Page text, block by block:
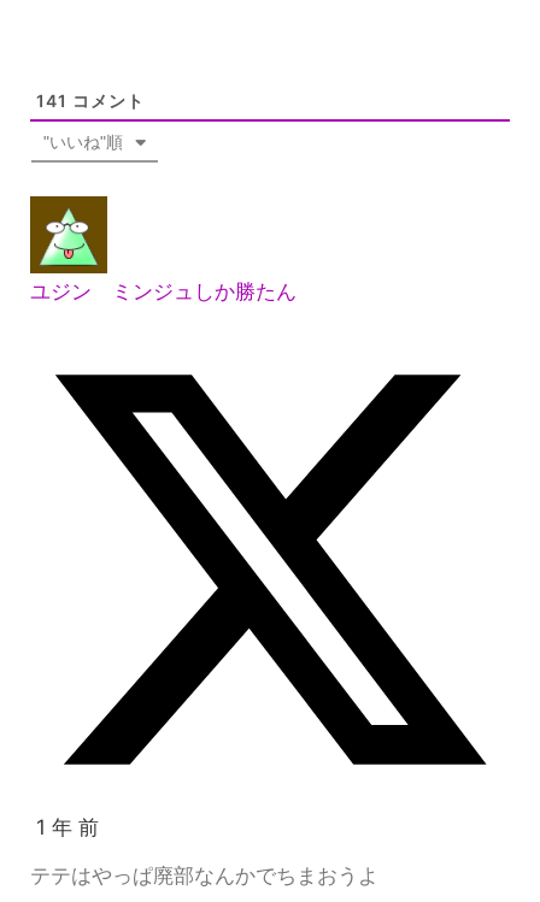
141 コメント
"いいね"順
ユジン ミンジュしか勝たん
1 年 前
テテはやっぱ廃部なんかでちまおうよ